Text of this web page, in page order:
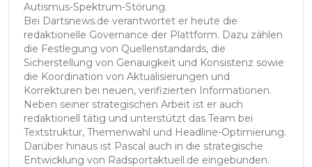
Autismus-Spektrum-Störung.
Bei Dartsnews.de verantwortet er heute die
redaktionelle Governance der Plattform. Dazu zählen
die Festlegung von Quellenstandards, die
Sicherstellung von Genauigkeit und Konsistenz sowie
die Koordination von Aktualisierungen und
Korrekturen bei neuen, verifizierten Informationen.
Neben seiner strategischen Arbeit ist er auch
redaktionell tätig und unterstützt das Team bei
Textstruktur, Themenwahl und Headline-Optimierung.
Darüber hinaus ist Pascal auch in die strategische
Entwicklung von Radsportaktuell.de eingebunden.